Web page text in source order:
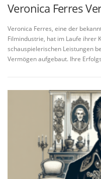
Veronica Ferres
Veronica Ferres, eine der
Filmindustrie, hat im Laufe ihrer
schauspielerischen Leistungen
Vermögen aufgebaut. Ihre